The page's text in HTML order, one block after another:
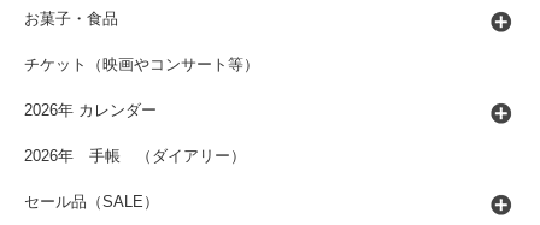
お菓子・食品
チケット（映画やコンサート等）
2026年 カレンダー
2026年 手帳 （ダイアリー）
セール品（SALE）